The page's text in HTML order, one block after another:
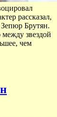
рассказал,
Зепюр Брутян.
между звездой
чем